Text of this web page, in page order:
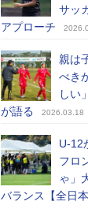
サッ
アプローチ
親は
べき
しい
が語る
2026.03.18
U-12
フロ
ゃ」
バランス【全日